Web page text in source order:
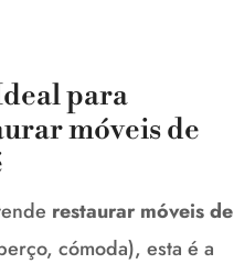
para
móveis de
restaurar móveis de
cómoda), esta é a